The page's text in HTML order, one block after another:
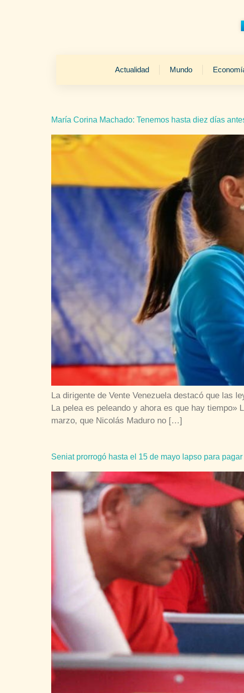
Actualidad Mundo
María Corina Machado: Tenemos hasta diez días
La dirigente de Vente Venezuela destacó que las
La pelea es peleando y ahora es que hay tiempo»
marzo, que Nicolás Maduro no […]
Seniat prorrogó hasta el 15 de mayo lapso para